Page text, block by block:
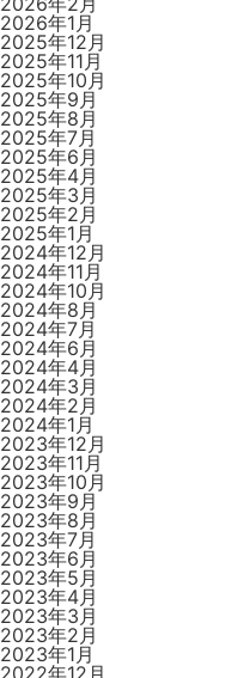
2026年1月
2025年12月
2025年11月
2025年10月
2025年9月
2025年8月
2025年7月
2025年6月
2025年4月
2025年3月
2025年2月
2025年1月
2024年12月
2024年11月
2024年10月
2024年8月
2024年7月
2024年6月
2024年4月
2024年3月
2024年2月
2024年1月
2023年12月
2023年11月
2023年10月
2023年9月
2023年8月
2023年7月
2023年6月
2023年5月
2023年4月
2023年3月
2023年2月
2023年1月
2022年12月